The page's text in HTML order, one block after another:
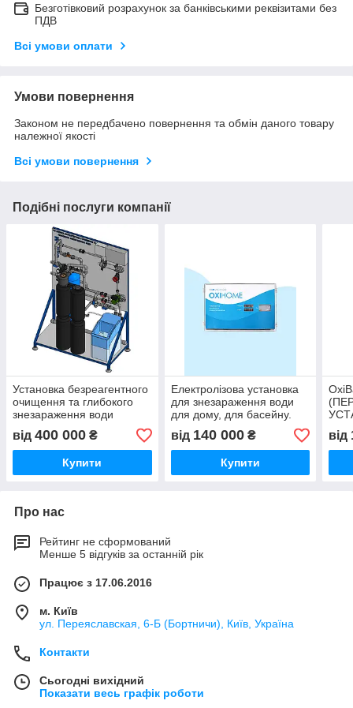
Безготівковий розрахунок за банківськими реквізитами без
ПДВ
Всі умови оплати
Умови повернення
Законом не передбачено повернення та обмін даного товару
належної якості
Всі умови повернення
Подібні послуги компанії
Установка безреагентного
очищення та глибокого
знезараження води
OxiFeM
від 400 000 ₴
Купити
Електролізова установка
для знезараження води
для дому, для басейну.
Хлоргенератор. Іонізатор
від 140 000₴
Купити
від
Про нас
Рейтинг не сформований
Менше 5 відгуків за останній рік
Працює з 17.06.2016
м. Київ
ул. Переяславская, 6-Б (Бортничи), Київ, Україна
Контакти
Сьогодні вихідний
Показати весь графік роботи